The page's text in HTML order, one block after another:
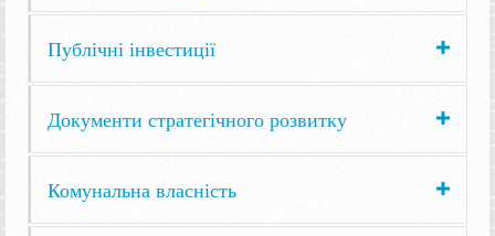
Публічні інвестиції
Документи стратегічного розвитку
Комунальна власність